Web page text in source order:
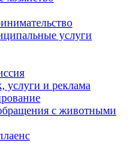
услуги
услуги и реклама
с животными